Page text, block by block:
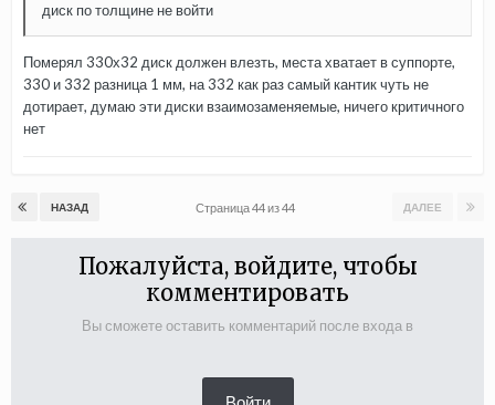
диск по толщине не войти
Померял 330х32 диск должен влезть, места хватает в суппорте,
330 и 332 разница 1 мм, на 332 как раз самый кантик чуть не
дотирает, думаю эти диски взаимозаменяемые, ничего критичного
нет
НАЗАД ДАЛЕЕ
Страница 44 из 44
Пожалуйста, войдите, чтобы
комментировать
Вы сможете оставить комментарий после входа в